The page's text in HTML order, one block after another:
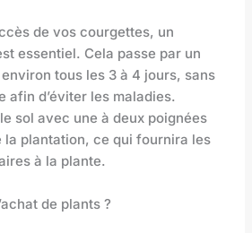
de vos courgettes, un
essentiel. Cela passe par un
tous les 3 à 4 jours, sans
afin d’éviter les maladies.
sol avec une à deux poignées
la plantation, ce qui fournira les
à la plante.
de plants ?